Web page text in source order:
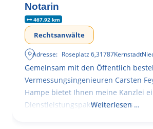
Notarin
467.92 km
Rechtsanwälte
Adresse: Roseplatz 6,31787Kernstadt
Gemeinsam mit den Öffentlich
Vermessungsingenieuren Carsten
Hampe bietet Ihnen meine Kanzlei
Dienstleistungspaket rund ums
Weiterlesen …